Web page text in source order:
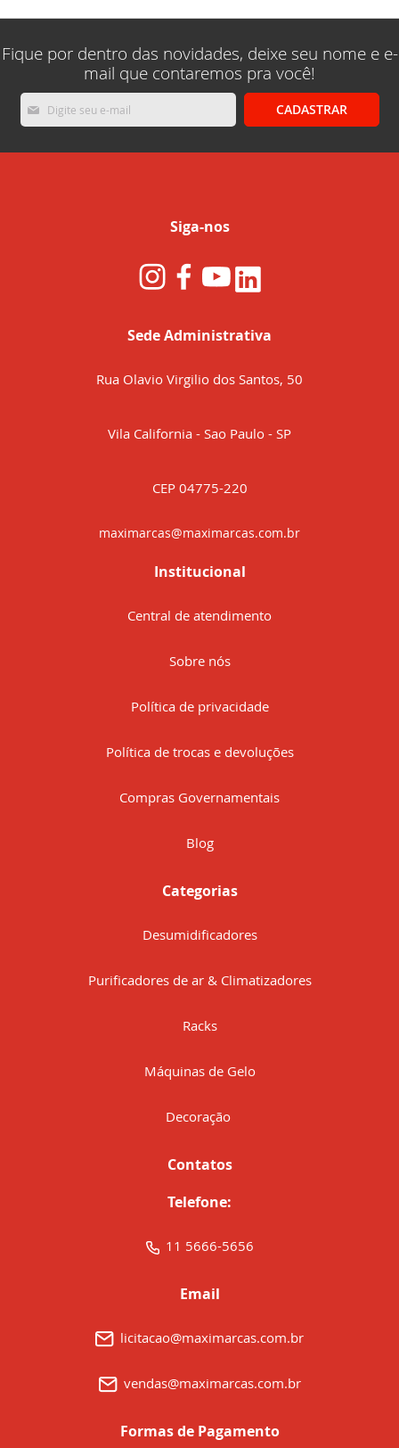
Fique por dentro das novidades, deixe seu nome e e-
mail que contaremos pra você!
Inscreva-
se
nossa
CADASTRAR
Siga-nos
Sede Administrativa
Rua Olavio Virgilio dos Santos, 50
Vila California - Sao Paulo - SP
CEP 04775-220
maximarcas@maximarcas.com.br
Institucional
Central de atendimento
Sobre nós
Política de privacidade
Política de trocas e devoluções
Compras Governamentais
Blog
Categorias
Desumidificadores
Purificadores de ar & Climatizadores
Racks
Máquinas de Gelo
Decoração
Contatos
Telefone:
11 5666-5656
Email
licitacao@maximarcas.com.br
vendas@maximarcas.com.br
Formas de Pagamento